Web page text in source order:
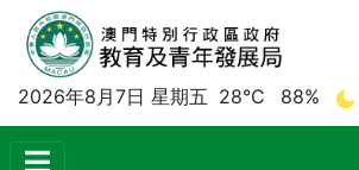
2026年8月7日 星期五 28°C 88%